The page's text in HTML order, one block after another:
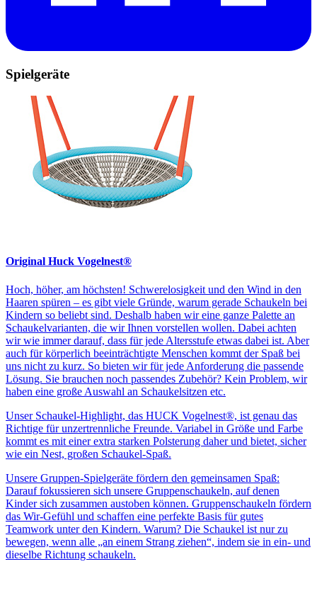
Spielgeräte
Original Huck Vogelnest®
Hoch, höher, am höchsten! Schwerelosigkeit und den Wind in den
Haaren spüren – es gibt viele Gründe, warum gerade Schaukeln bei
Kindern so beliebt sind. Deshalb haben wir eine ganze Palette an
Schaukelvarianten, die wir Ihnen vorstellen wollen. Dabei achten
wir wie immer darauf, dass für jede Altersstufe etwas dabei ist. Aber
auch für körperlich beeinträchtigte Menschen kommt der Spaß bei
uns nicht zu kurz. So bieten wir für jede Anforderung die passende
Lösung. Sie brauchen noch passendes Zubehör? Kein Problem, wir
haben eine große Auswahl an Schaukelsitzen etc.
Unser Schaukel-Highlight, das HUCK Vogelnest®, ist genau das
Richtige für unzertrennliche Freunde. Variabel in Größe und Farbe
kommt es mit einer extra starken Polsterung daher und bietet, sicher
wie ein Nest, großen Schaukel-Spaß.
Unsere Gruppen-Spielgeräte fördern den gemeinsamen Spaß:
Darauf fokussieren sich unsere Gruppenschaukeln, auf denen
Kinder sich zusammen austoben können. Gruppenschaukeln fördern
das Wir-Gefühl und schaffen eine perfekte Basis für gutes
Teamwork unter den Kindern. Warum? Die Schaukel ist nur zu
bewegen, wenn alle „an einem Strang ziehen“, indem sie in ein- und
dieselbe Richtung schaukeln.